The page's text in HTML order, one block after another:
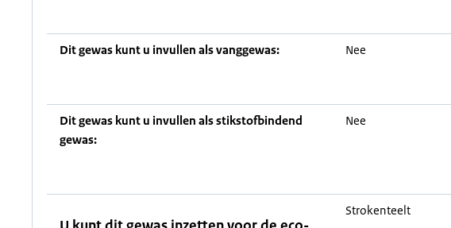
Dit gewas kunt u invullen als vanggewas: Nee
Dit gewas kunt u invullen als stikstofbindend
gewas:
Nee
Strokenteelt